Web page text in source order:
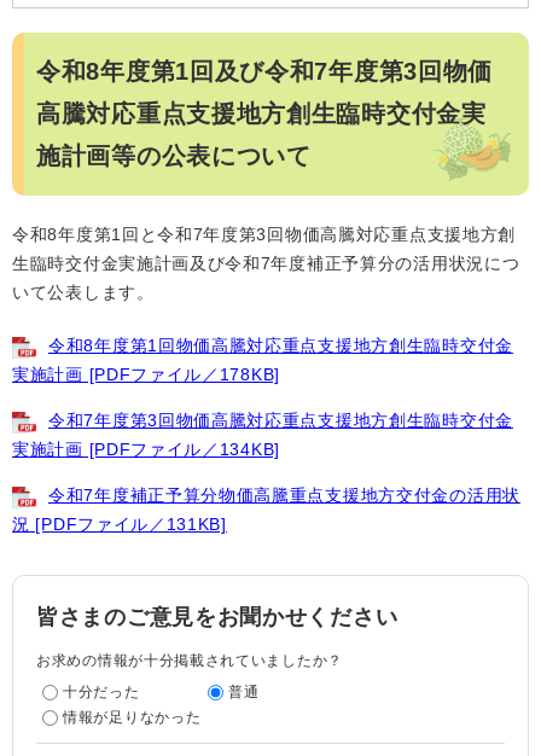
令和8年度第1回及び令和7年度第3回物価
高騰対応重点支援地方創生臨時交付金実
施計画等の公表について
令和8年度第1回と令和7年度第3回物価高騰対応重点支援地方創
生臨時交付金実施計画及び令和7年度補正予算分の活用状況につ
いて公表します。
令和8年度第1回物価高騰対応重点支援地方創生臨時交付金
実施計画 [PDFファイル／178KB]
令和7年度第3回物価高騰対応重点支援地方創生臨時交付金
実施計画 [PDFファイル／134KB]
令和7年度補正予算分物価高騰重点支援地方交付金の活用状
況 [PDFファイル／131KB]
皆さまのご意見をお聞かせください
お求めの情報が十分掲載されていましたか？
十分だった
普通
情報が足りなかった